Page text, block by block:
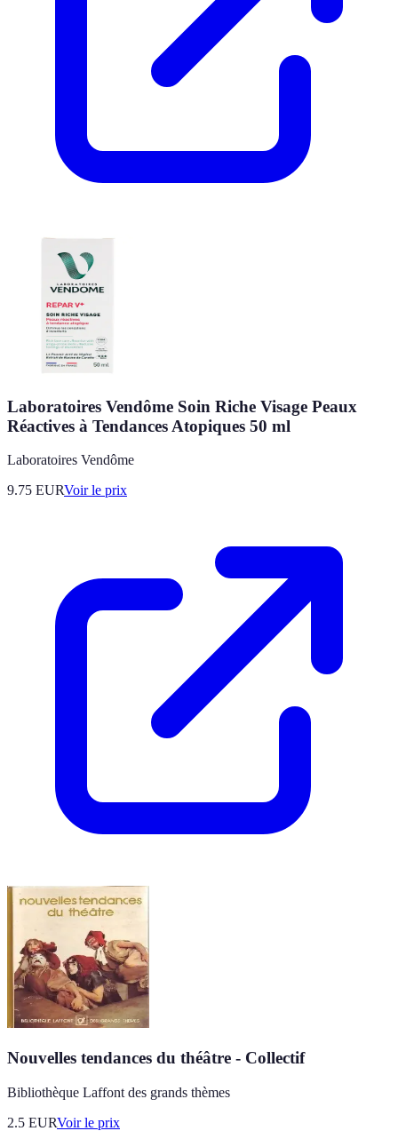
Laboratoires Vendôme Soin Riche Visage Peaux
Réactives à Tendances Atopiques 50 ml
Laboratoires Vendôme
9.75 EURVoir le prix
Nouvelles tendances du théâtre - Collectif
Bibliothèque Laffont des grands thèmes
2.5 EURVoir le prix